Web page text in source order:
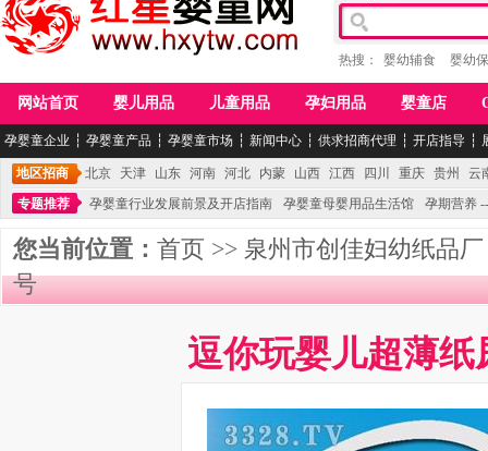
热搜： 婴幼辅食 婴幼
网站首页 婴儿用品 儿童用品 孕妇用品 婴童店
孕婴童企业 ┆ 孕婴童产品 ┆ 孕婴童市场 ┆ 新闻中心 ┆ 供求招商代理 ┆ 开店指导 ┆
地区招商 北京 天津 山东 河南 河北 内蒙 山西 江西 四川 重庆 贵州
云
专题推荐
孕婴童行业发展前景及开店指南 孕婴童母婴用品生活馆 孕期营养
您当前位置： 首页 >> 泉州市创佳妇幼纸品厂
号
逗你玩婴儿超薄纸